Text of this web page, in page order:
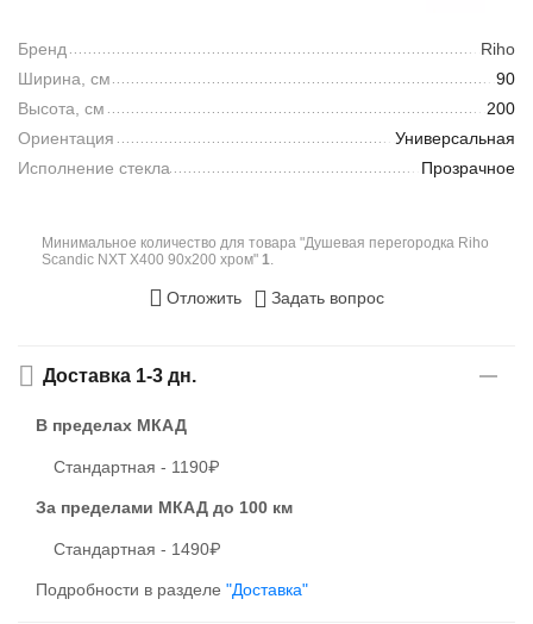
Бренд
Riho
Ширина, см
90
Высота, см
200
Ориентация
Универсальная
Исполнение стекла
Прозрачное
Минимальное количество для товара "Душевая перегородка Riho
Scandic NXT X400 90x200 хром" 1.
Отложить Задать вопрос
Доставка 1-3 дн.
В пределах МКАД
Стандартная - 1190₽
За пределами МКАД до 100 км
Стандартная - 1490₽
Подробности в разделе "Доставка"